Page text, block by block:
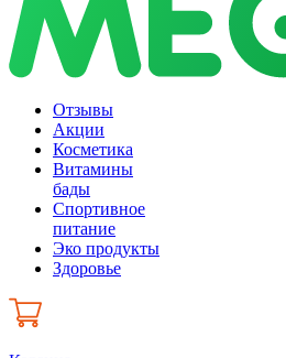
Отзывы
Акции
Косметика
Витамины
бады
Спортивное
питание
Эко продукты
Здоровье